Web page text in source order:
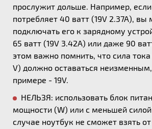
прослужит дольше. Например,
потребляет 40 ватт (19V 2.37A),
подключать его к зарядному
65 ватт (19V 3.42A) или даже 90
этом важно помнить, что сила тока
V) должно оставаться
примере - 19V.
НЕЛЬЗЯ: использовать блок
мощности (W) или с меньшей
случае ноутбук не сможет взять